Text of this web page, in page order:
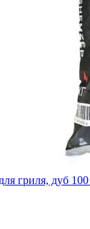
гриля, дуб